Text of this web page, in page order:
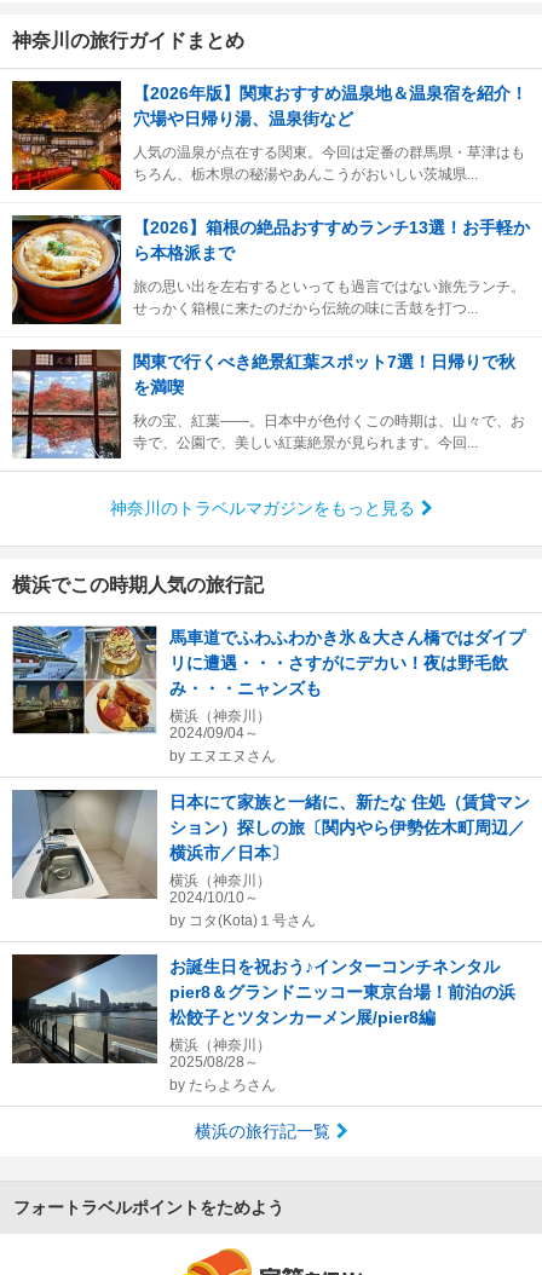
神奈川の旅行ガイドまとめ
【2026年版】関東おすすめ温泉地＆温泉宿を紹介！
穴場や日帰り湯、温泉街など
人気の温泉が点在する関東。今回は定番の群馬県・草津はも
ちろん、栃木県の秘湯やあんこうがおいしい茨城県...
【2026】箱根の絶品おすすめランチ13選！お手軽か
ら本格派まで
旅の思い出を左右するといっても過言ではない旅先ランチ。
せっかく箱根に来たのだから伝統の味に舌鼓を打つ...
関東で行くべき絶景紅葉スポット7選！日帰りで秋
を満喫
秋の宝、紅葉――。日本中が色付くこの時期は、山々で、お
寺で、公園で、美しい紅葉絶景が見られます。今回...
神奈川のトラベルマガジンをもっと見る
横浜でこの時期人気の旅行記
馬車道でふわふわかき氷＆大さん橋ではダイプ
リに遭遇・・・さすがにデカい！夜は野毛飲
み・・・ニャンズも
横浜（神奈川）
2024/09/04～
by エヌエヌさん
日本にて家族と一緒に、新たな 住処（賃貸マン
ション）探しの旅〔関内やら伊勢佐木町周辺／
横浜市／日本〕
横浜（神奈川）
2024/10/10～
by コタ(Kota)１号さん
お誕生日を祝おう♪インターコンチネンタル
pier8＆グランドニッコー東京台場！前泊の浜
松餃子とツタンカーメン展/pier8編
横浜（神奈川）
2025/08/28～
by たらよろさん
横浜の旅行記一覧
フォートラベルポイントをためよう